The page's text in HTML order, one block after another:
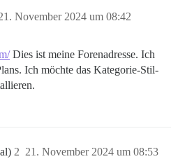
November 2024 um 08:42
Dies ist meine Forenadresse. Ich
Ich möchte das Kategorie-Stil-
21. November 2024 um 08:53
2